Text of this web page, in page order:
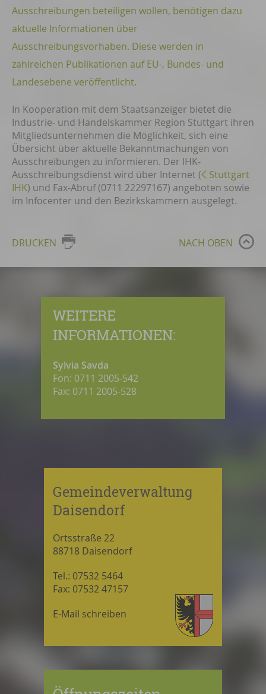
Ausschreibungen beteiligen wollen, benötigen dazu
aktuelle Informationen über
Ausschreibungsvorhaben. Diese werden in
zahlreichen Publikationen auf EU-, Bundes- und
Landesebene veröffentlicht.
In Kooperation mit dem Staatsanzeiger bietet die
Industrie- und Handelskammer Region Stuttgart ihren
Mitgliedsunternehmen die Möglichkeit, sich eine
Übersicht über aktuelle Bekanntmachungen von
Ausschreibungen zu informieren. Der IHK-
Ausschreibungsdienst wird über Internet (
Stuttgart
IHK) und Fax-Abruf (0711 22297167) angeboten sowie
im Infocenter und den Bezirkskammern ausgelegt.
DRUCKEN NACH OBEN
WEITERE
INFORMATIONEN:
Sylvia Savda
Fon: 0711 2005-542
Fax: 0711 2005-528
Gemeindeverwaltung
Daisendorf
Ortsstraße 22
88718 Daisendorf
Tel.: 07532 5464
Fax: 07532 47157
E-Mail schreiben